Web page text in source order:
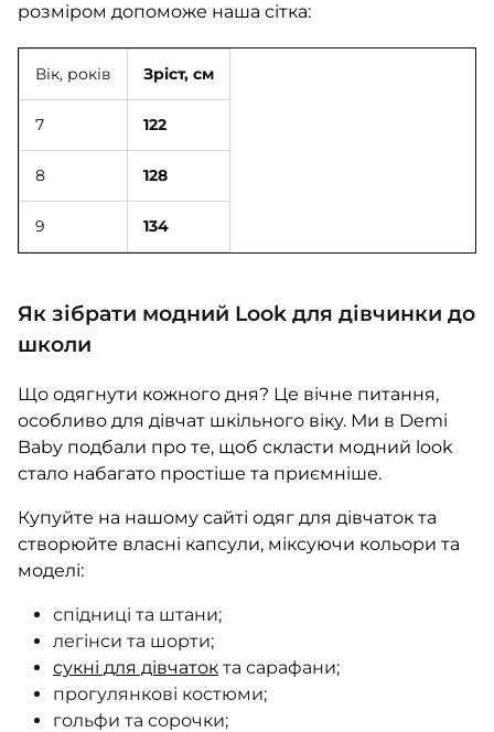
розміром допоможе наша сітка:
Вік, років Зріст, см
7 122
8 128
9 134
Як зібрати модний Look для дівчинки до
школи
Що одягнути кожного дня? Це вічне питання,
особливо для дівчат шкільного віку. Ми в Demi
Baby подбали про те, щоб скласти модний look
стало набагато простіше та приємніше.
Купуйте на нашому сайті одяг для дівчаток та
створюйте власні капсули, міксуючи кольори та
моделі:
спідниці та штани;
легінси та шорти;
сукні для дівчаток та сарафани;
прогулянкові костюми;
гольфи та сорочки;